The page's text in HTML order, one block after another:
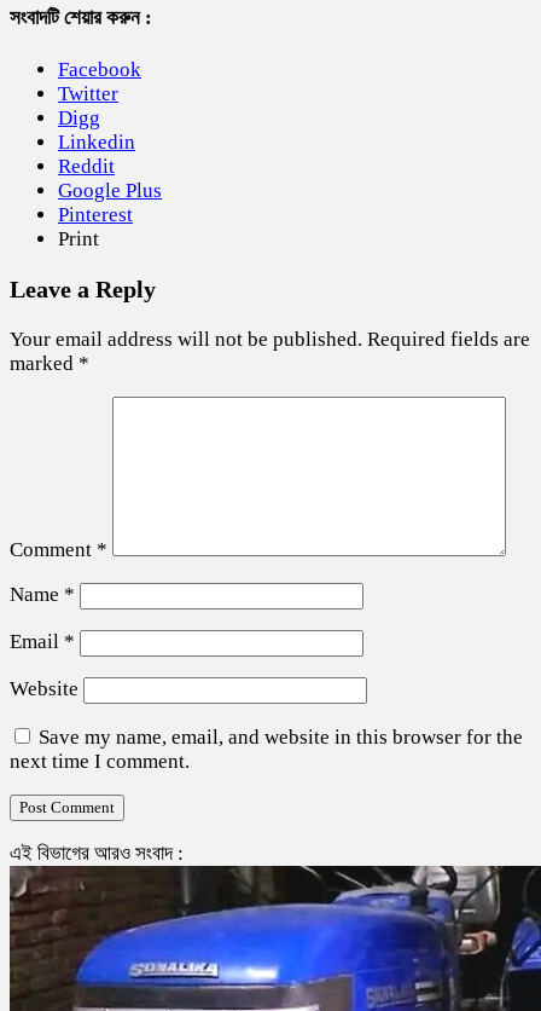
সংবাদটি শেয়ার করুন :
Facebook
Twitter
Digg
Linkedin
Reddit
Google Plus
Pinterest
Print
Leave a Reply
Your email address will not be published. Required fields are
marked *
Comment *
Name *
Email *
Website
Save my name, email, and website in this browser for the
next time I comment.
এই বিভাগের আরও সংবাদ :